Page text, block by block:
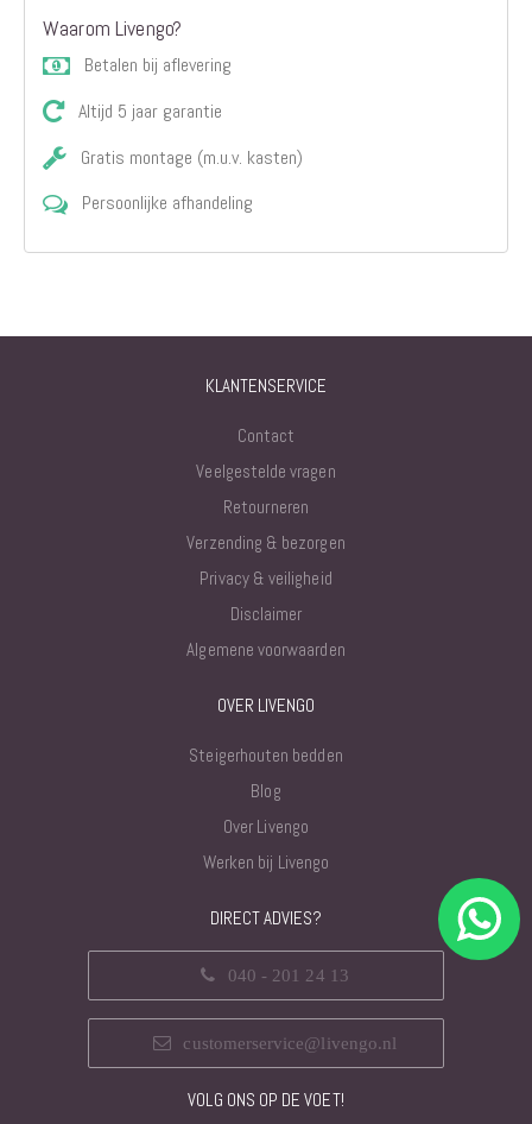
Waarom Livengo?
Betalen bij aflevering
Altijd 5 jaar garantie
Gratis montage (m.u.v. kasten)
Persoonlijke afhandeling
KLANTENSERVICE
Contact
Veelgestelde vragen
Retourneren
Verzending & bezorgen
Privacy & veiligheid
Disclaimer
Algemene voorwaarden
OVER LIVENGO
Steigerhouten bedden
Blog
Over Livengo
Werken bij Livengo
DIRECT ADVIES?
040 - 201 24 13
customerservice@livengo.nl
VOLG ONS OP DE VOET!